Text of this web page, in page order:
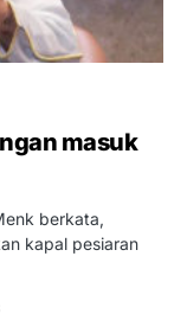
masuk
berkata,
kapal pesiaran